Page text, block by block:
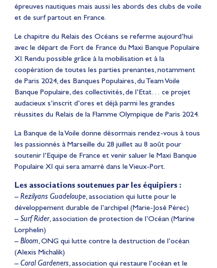
épreuves nautiques mais aussi les abords des clubs de voile
et de surf partout en France.
Le chapitre du Relais des Océans se referme aujourd’hui
avec le départ de Fort de France du Maxi Banque Populaire
XI. Rendu possible grâce à la mobilisation et à la
coopération de toutes les parties prenantes, notamment
de Paris 2024, des Banques Populaires, du Team Voile
Banque Populaire, des collectivités, de l’Etat… ce projet
audacieux s’inscrit d’ores et déjà parmi les grandes
réussites du Relais de la Flamme Olympique de Paris 2024.
La Banque de la Voile donne désormais rendez-vous à tous
les passionnés à Marseille du 28 juillet au 8 août pour
soutenir l’Equipe de France et venir saluer le Maxi Banque
Populaire XI qui sera amarré dans le Vieux-Port.
Les associations soutenues par les équipiers :
–Rezilyans Guadeloupe, association qui lutte pour le
développement durable de l’archipel (Marie-José Pérec)
– Surf Rider, association de protection de l’Océan (Marine
Lorphelin)
–Bloom, ONG qui lutte contre la destruction de l’océan
(Alexis Michalik)
–Coral Gardeners, association qui restaure l’océan et le